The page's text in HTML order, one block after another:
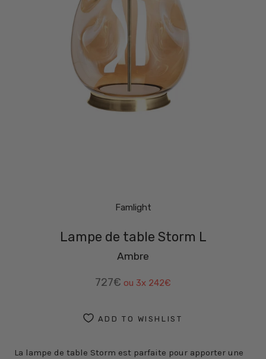
Famlight
Lampe de table Storm L
Ambre
727€ ou 3x 242€
ADD TO WISHLIST
La lampe de table Storm est parfaite pour apporter une